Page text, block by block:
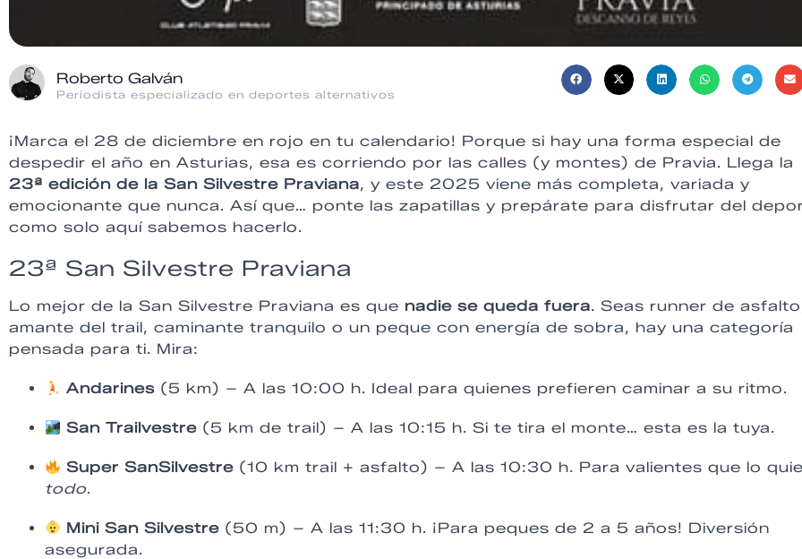
Roberto Galván
Periodista especializado en deportes alternativos
¡Marca el 28 de diciembre en rojo en tu calendario! Porque si hay una forma especial de
despedir el año en Asturias, esa es corriendo por las calles (y montes) de Pravia. Llega la
23ª edición de la San Silvestre Praviana, y este 2025 viene más completa, variada y
emocionante que nunca. Así que… ponte las zapatillas y prepárate para disfrutar del
como solo aquí sabemos hacerlo.
23ª San Silvestre Praviana
Lo mejor de la San Silvestre Praviana es que nadie se queda fuera. Seas runner de
amante del trail, caminante tranquilo o un peque con energía de sobra, hay una categoría
pensada para ti. Mira:
Andarines (5 km) – A las 10:00 h. Ideal para quienes prefieren caminar a su ritmo.
San Trailvestre (5 km de trail) – A las 10:15 h. Si te tira el monte… esta es la tuya.
Super SanSilvestre (10 km trail + asfalto) – A las 10:30 h. Para valientes que lo
todo.
Mini San Silvestre (50 m) – A las 11:30 h. ¡Para peques de 2 a 5 años! Diversión
asegurada.